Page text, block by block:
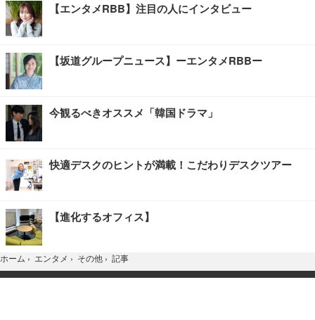
【エンタメRBB】注目の人にインタビュー
【坂道グループニュース】ーエンタメRBBー
今観るべきオススメ「韓国ドラマ」
快適デスクのヒントが満載！こだわりデスクツアー
【進化するオフィス】
ホーム › エンタメ › その他 › 記事